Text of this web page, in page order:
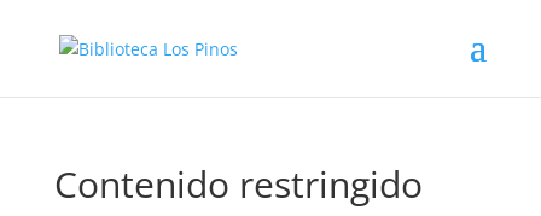
Contenido restringido